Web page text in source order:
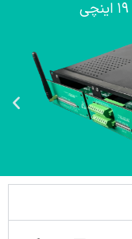
اینچی